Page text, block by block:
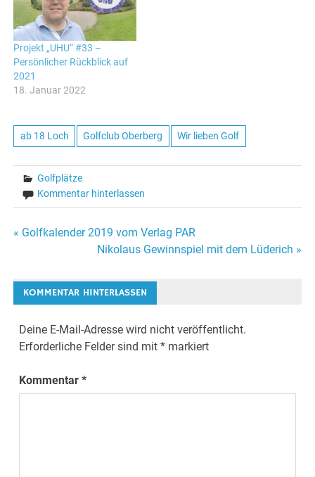
Projekt „UHU“ #33 –
Persönlicher Rückblick auf
2021
18. Januar 2022
ab 18 Loch Golfclub Oberberg Wir lieben Golf
Golfplätze
Kommentar hinterlassen
Beitragsnavigation
« Golfkalender 2019 vom Verlag PAR
Nikolaus Gewinnspiel mit dem Lüderich »
KOMMENTAR HINTERLASSEN
Deine E-Mail-Adresse wird nicht veröffentlicht.
Erforderliche Felder sind mit* markiert
Kommentar*